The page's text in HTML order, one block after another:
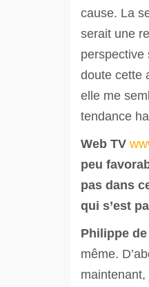
cause. La
serait une
perspective
doute cette
elle me
tendance
Web TV
peu
pas dans
qui s’est
Philippe
même.